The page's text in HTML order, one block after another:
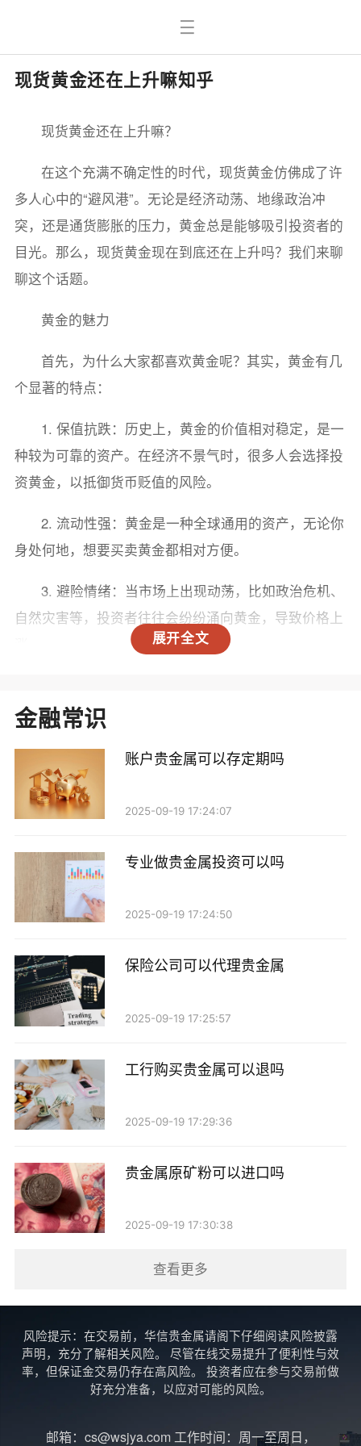
现货黄金还在上升嘛知乎
展开全文
现货黄金还在上升嘛？
在这个充满不确定性的时代，现货黄金仿佛成了许
多人心中的“避风港”。无论是经济动荡、地缘政治冲
突，还是通货膨胀的压力，黄金总是能够吸引投资者的
目光。那么，现货黄金现在到底还在上升吗？我们来聊
聊这个话题。
黄金的魅力
首先，为什么大家都喜欢黄金呢？其实，黄金有几
个显著的特点：
1. 保值抗跌：历史上，黄金的价值相对稳定，是一
种较为可靠的资产。在经济不景气时，很多人会选择投
资黄金，以抵御货币贬值的风险。
2. 流动性强：黄金是一种全球通用的资产，无论你
身处何地，想要买卖黄金都相对方便。
3. 避险情绪：当市场上出现动荡，比如政治危机、
自然灾害等，投资者往往会纷纷涌向黄金，导致价格上
那么，现在的现货黄金市场状况如何呢？根据最近
的市场数据和分析，现货黄金价格在经历了一段时间的
波动后，似乎又开始出现上升的趋势。这主要受以下几
个因素影响：
现不错，但整体来看，复苏的步伐仍然缓慢。投资者对
未来经济形势的担忧，使得黄金成为了一个热门选择。
升，许多投资者选择黄金来对冲通胀风险。黄金在一定
程度上被视为一种“保值工具”。
生了影响。低利率环境通常有利于黄金的上涨，因为低
利率意味着持有黄金的机会成本较低。
投资黄金的注意事项
当然，投资黄金并非没有风险。虽然黄金有着良好
的保值属性，但价格波动也很大。因此，投资者在考虑
投资黄金时，应该注意以下几点：
1. 做好市场调研：保持对市场动态的关注，了解影
2. 分散投资：不要把所有资金都投入黄金，可以考
虑将其作为资产组合的一部分，以降低整体风险。
3. 长远考虑：黄金投资通常适合长期持有，短期内
的价格波动不必过于焦虑。
金融常识
账户贵金属可以存定期吗
2025-09-19 17:24:07
专业做贵金属投资可以吗
2025-09-19 17:24:50
保险公司可以代理贵金属
2025-09-19 17:25:57
工行购买贵金属可以退吗
2025-09-19 17:29:36
贵金属原矿粉可以进口吗
2025-09-19 17:30:38
查看更多
风险提示：在交易前，华信贵金属请阁下仔细阅读风险披露
声明，充分了解相关风险。 尽管在线交易提升了便利性与效
率，但保证金交易仍存在高风险。 投资者应在参与交易前做
好充分准备，以应对可能的风险。
邮箱：cs@wsjya.com 工作时间：周一至周日，